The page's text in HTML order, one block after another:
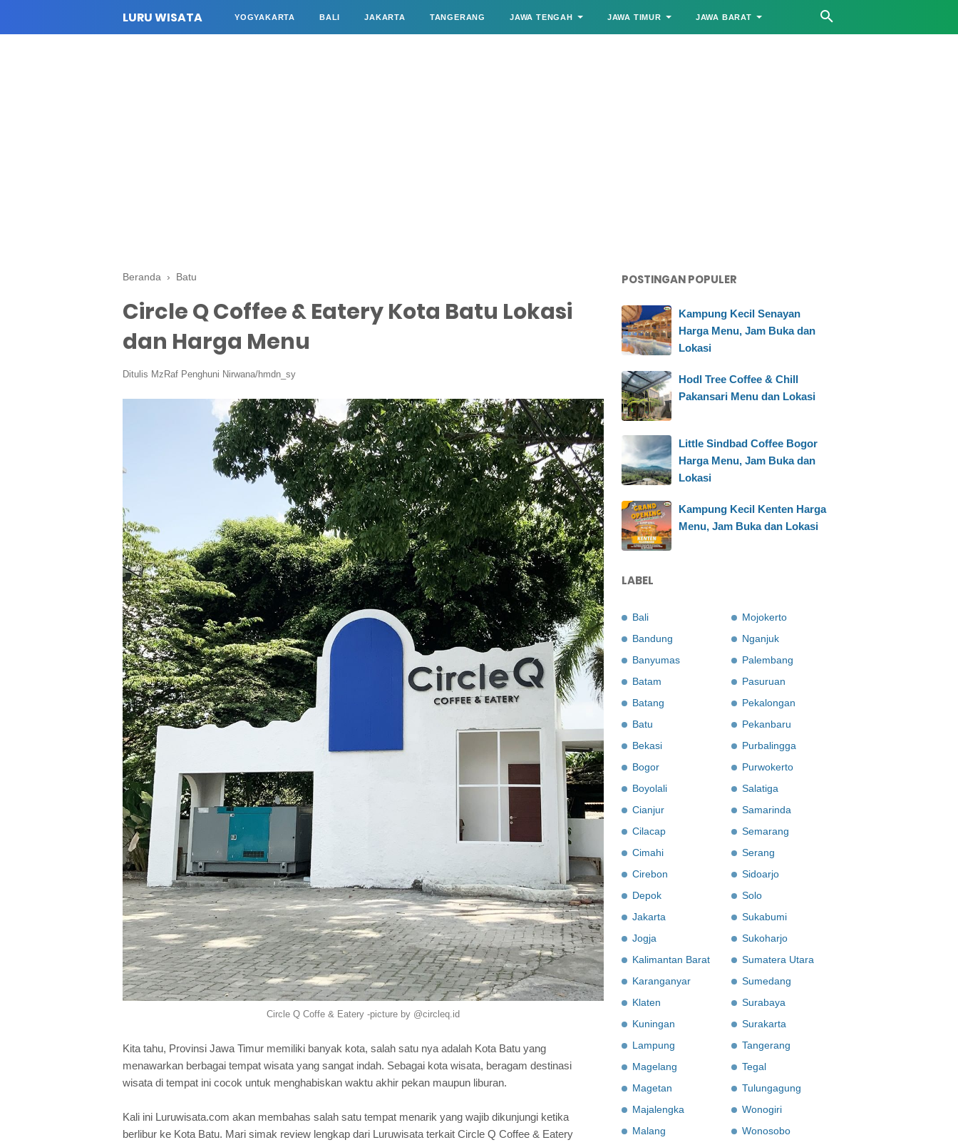
LURU WISATA YOGYAKARTA BALI JAKARTA TANGERANG JAWA TENGAH JAWA TIMUR JAWA BARAT
Beranda › Batu
Circle Q Coffee & Eatery Kota Batu Lokasi
dan Harga Menu
Ditulis MzRaf Penghuni Nirwana/hmdn_sy
Circle Q Coffe & Eatery -picture by @circleq.id
Kita tahu, Provinsi Jawa Timur memiliki banyak kota, salah satu nya adalah Kota Batu yang
menawarkan berbagai tempat wisata yang sangat indah. Sebagai kota wisata, beragam destinasi
wisata di tempat ini cocok untuk menghabiskan waktu akhir pekan maupun liburan.
Kali ini Luruwisata.com akan membahas salah satu tempat menarik yang wajib dikunjungi ketika
berlibur ke Kota Batu. Mari simak review lengkap dari Luruwisata terkait Circle Q Coffee & Eatery
POSTINGAN POPULER
Kampung Kecil Senayan
Harga Menu, Jam Buka dan
Lokasi
Hodl Tree Coffee & Chill
Pakansari Menu dan Lokasi
Little Sindbad Coffee Bogor
Harga Menu, Jam Buka dan
Lokasi
Kampung Kecil Kenten Harga
Menu, Jam Buka dan Lokasi
LABEL
Bali
Bandung
Banyumas
Batam
Batang
Batu
Bekasi
Bogor
Boyolali
Cianjur
Cilacap
Cimahi
Cirebon
Depok
Jakarta
Jogja
Kalimantan Barat
Karanganyar
Klaten
Kuningan
Lampung
Magelang
Magetan
Majalengka
Malang
Mojokerto
Nganjuk
Palembang
Pasuruan
Pekalongan
Pekanbaru
Purbalingga
Purwokerto
Salatiga
Samarinda
Semarang
Serang
Sidoarjo
Solo
Sukabumi
Sukoharjo
Sumatera Utara
Sumedang
Surabaya
Surakarta
Tangerang
Tegal
Tulungagung
Wonogiri
Wonosobo